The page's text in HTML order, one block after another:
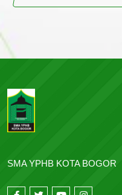
SMA YPHB KOTA BOGOR